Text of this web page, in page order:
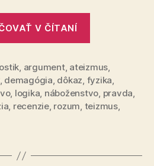
V ČÍTANÍ
, argument, ateizmus,
, demagógia, dôkaz, fyzika,
, logika, náboženstvo, pravda,
, recenzie, rozum, teizmus,